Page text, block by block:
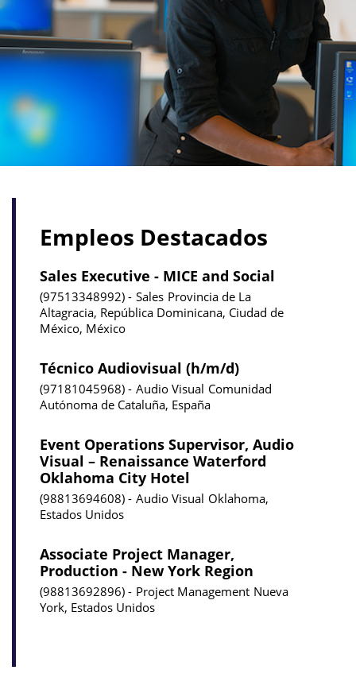
Empleos Destacados
Sales Executive - MICE and Social
97513348992 Sales Provincia de La
Altagracia, República Dominicana, Ciudad de
México, México
Técnico Audiovisual (h/m/d)
97181045968 Audio Visual Comunidad
Autónoma de Cataluña, España
Event Operations Supervisor, Audio
Visual – Renaissance Waterford
Oklahoma City Hotel
98813694608 Audio Visual Oklahoma,
Estados Unidos
Associate Project Manager,
Production - New York Region
98813692896 Project Management Nueva
York, Estados Unidos